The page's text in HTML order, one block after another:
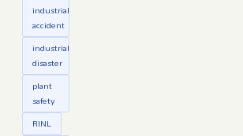
industrial
accident
industrial
disaster
plant
safety
RINL